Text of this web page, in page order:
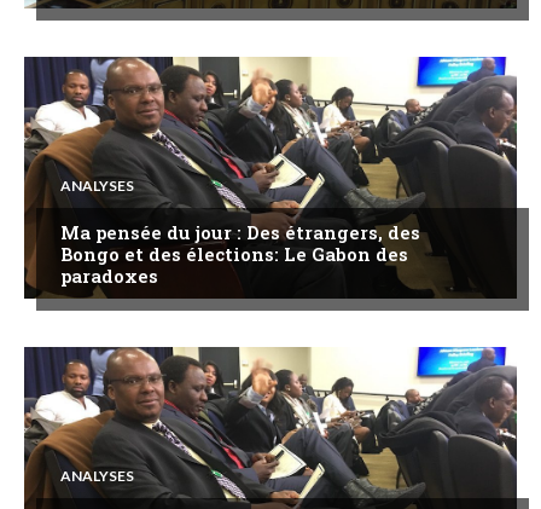
ANALYSES
Ma pensée du jour : Des étrangers, des
Bongo et des élections: Le Gabon des
paradoxes
ANALYSES